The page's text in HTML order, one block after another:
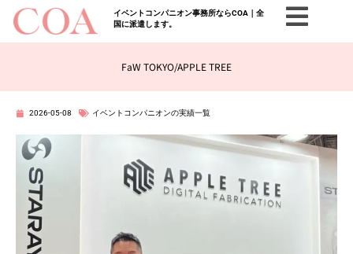
イベントコンパニオン事務所ならCOA｜全
国に派遣します。
FaW TOKYO/APPLE TREE
2026-05-08 イベントコンパニオンの実績一覧